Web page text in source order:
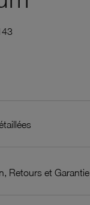
Retours et Garantie